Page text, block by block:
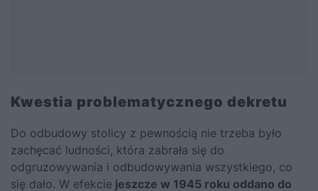
Kwestia problematycznego dekretu
Do odbudowy stolicy z pewnością nie trzeba było
zachęcać ludności, która zabrała się do
odgruzowywania i odbudowywania wszystkiego, co
się dało. W efekcie jeszcze w 1945 roku oddano do